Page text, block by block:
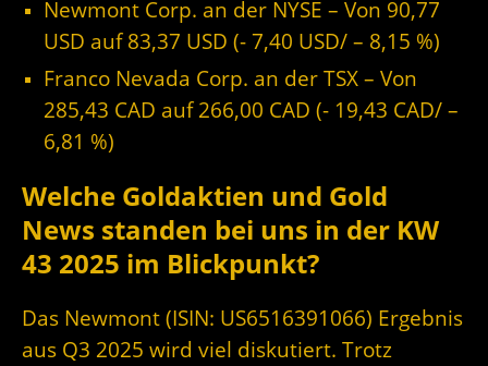
Newmont Corp. an der NYSE – Von 90,77
USD auf 83,37 USD (- 7,40 USD/ – 8,15 %)
Franco Nevada Corp. an der TSX – Von
285,43 CAD auf 266,00 CAD (- 19,43 CAD/ –
6,81 %)
Welche Goldaktien und Gold
News standen bei uns in der KW
43 2025 im Blickpunkt?
Das Newmont (ISIN: US6516391066) Ergebnis
aus Q3 2025 wird viel diskutiert. Trotz